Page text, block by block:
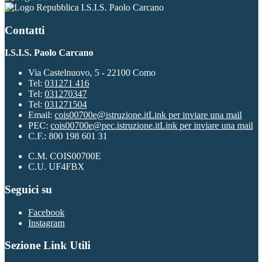
I.S.I.S. Paolo Carcano
Contatti
I.S.I.S. Paolo Carcano
Via Castelnuovo, 5 - 22100 Como
Tel: 031271 416
Tel: 031270347
Tel: 031271504
Email: cois00700e@istruzione.itLink per inviare una mail
PEC: cois00700e@pec.istruzione.itLink per inviare una mail
C.F.: 800 198 601 31
C.M. COIS00700E
C.U. UF4FBX
Seguici su
Facebook
Instagram
Sezione Link Utili